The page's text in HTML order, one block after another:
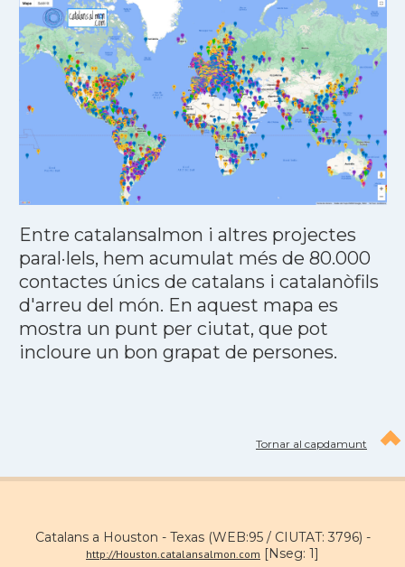
Entre catalansalmon i altres projectes
paral·lels, hem acumulat més de 80.000
contactes únics de catalans i catalanòfils
d'arreu del món. En aquest mapa es
mostra un punt per ciutat, que pot
incloure un bon grapat de persones.
Tornar al capdamunt
Catalans a Houston - Texas (WEB:95 / CIUTAT: 3796) -
http://Houston.catalansalmon.com [Nseg: 1]